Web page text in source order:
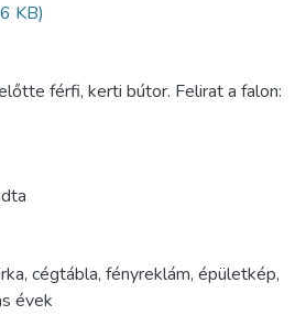
KB)
férfi, kerti bútor. Felirat a falon:
, cégtábla, fényreklám, épületkép,
évek